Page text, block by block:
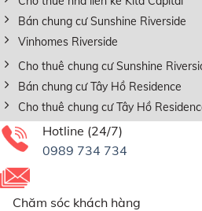
Bán chung cư Sunshine Riverside
Vinhomes Riverside
Cho thuê chung cư Sunshine
Bán chung cư Tây Hồ Residence
Cho thuê chung cư Tây Hồ
Hotline (24/7)
0989 734 734
Chăm sóc khách hàng